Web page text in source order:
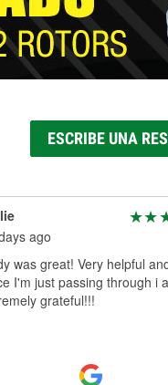
ESCRIBE UNA
ago
was great! Very helpful
I'm just passing through i
grateful!!!